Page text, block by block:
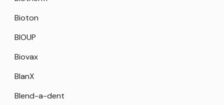
Bioton
BIOUP
Biovax
BlanX
Blend-a-dent